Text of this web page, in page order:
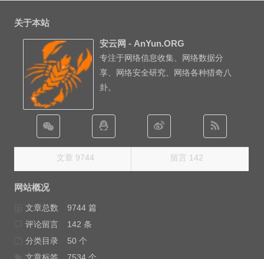
关于本站
安云网 - AnYun.ORG
专注于网络信息收集、网络数据分
享、网络安全研究、网络各种猎奇八
卦。
文章 9744 留言 142
网站概况
文章总数
9744 篇
评论留言
142 条
分类目录
50 个